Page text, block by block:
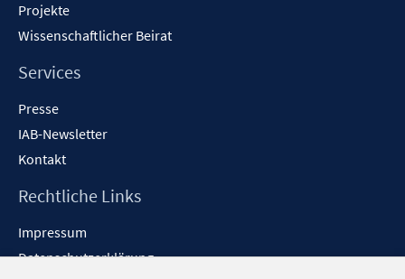
Projekte
Wissenschaftlicher Beirat
Services
Presse
IAB-Newsletter
Kontakt
Rechtliche Links
Impressum
Datenschutzerklärung